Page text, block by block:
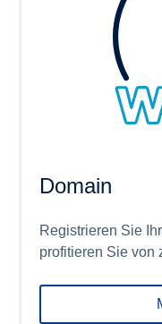
Domain
Registrieren Sie
profitieren Sie von